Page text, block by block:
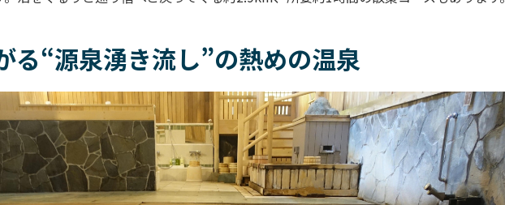
る“源泉湧き流し”の熱めの温泉